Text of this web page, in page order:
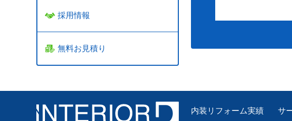
採用情報
無料お見積り
内装リフォーム実績 サ